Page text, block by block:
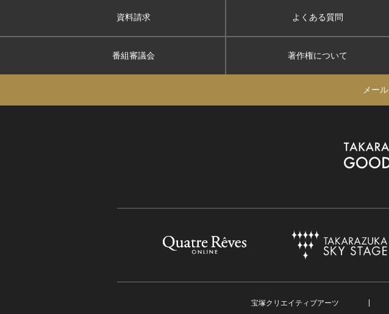
資料請求 よくある質問
番組審議会 著作権について
メー
宝塚クリエイティブアーツ